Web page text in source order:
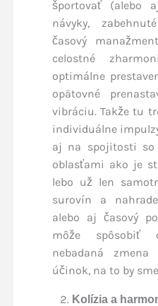
športovať (alebo
návyky,
časový
celostné
optimálne
opätovné
vibráciu. Takže tu
individuálne
aj na spojitosti so
oblasťami ako je
lebo už len
surovín a
alebo aj časový
môže spôsobiť
nebadaná
účinok, na to by
Kolízia a